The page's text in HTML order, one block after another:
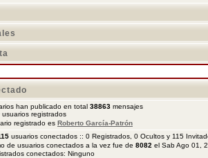
han publicado en total 38863 mensajes
usuarios registrados
registrado es Roberto García-Patrón
usuarios conectados :: 0 Registrados, 0 Ocultos y 115
de usuarios conectados a la vez fue de 8082 el Sab Ago 01,
conectados: Ninguno